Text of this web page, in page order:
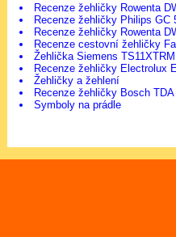
Recenze žehličky Rowenta
Recenze žehličky Philips GC
Recenze žehličky Rowenta
Recenze cestovní žehličky
Žehlička Siemens TS11XTRM
Recenze žehličky Electrolux
Žehličky a žehlení
Recenze žehličky Bosch TDA
Symboly na prádle